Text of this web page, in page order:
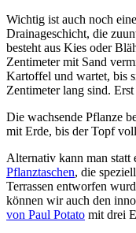
Wichtig ist auch noch
Drainageschicht, die
besteht aus Kies oder
Zentimeter mit Sand
Kartoffel und wartet, bis
Zentimeter lang sind.
Die wachsende Pflanze
mit Erde, bis der Topf
Alternativ kann man statt
Pflanztaschen, die
Terrassen entworfen
können wir auch den
von Paul Potato mit drei